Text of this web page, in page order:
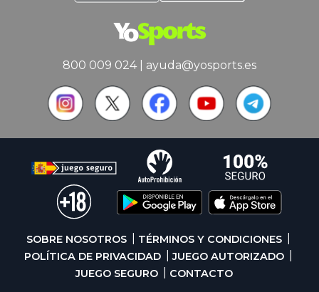
800 009 024| ayuda@yosports.es
SOBRE NOSOTROS
TÉRMINOS Y CONDICIONES
POLÍTICA DE PRIVACIDAD
JUEGO AUTORIZADO
JUEGO SEGURO
CONTACTO